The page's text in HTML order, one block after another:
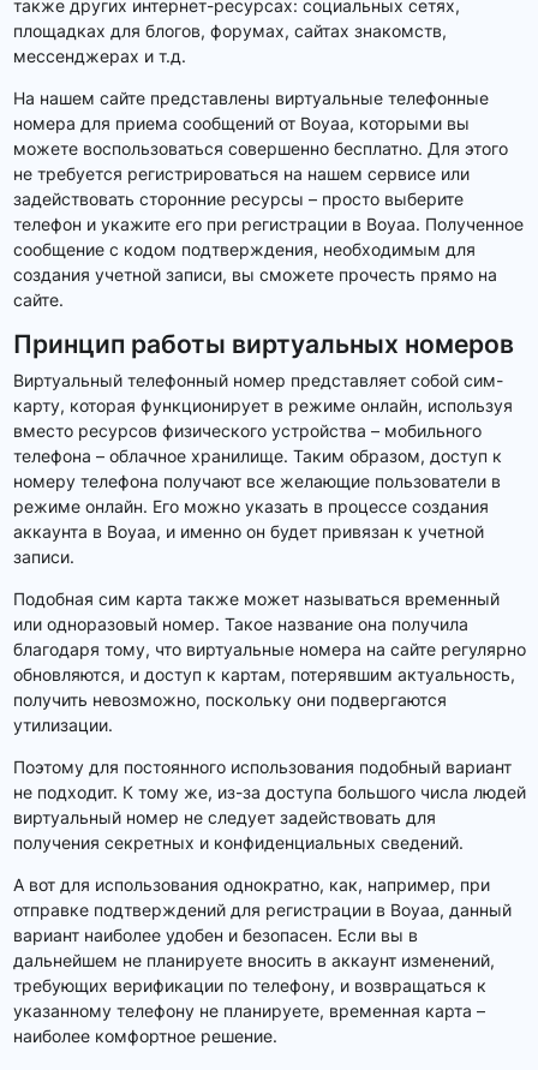
также других интернет-ресурсах: социальных сетях,
площадках для блогов, форумах, сайтах знакомств,
мессенджерах и т.д.
На нашем сайте представлены виртуальные телефонные
номера для приема сообщений от Boyaa, которыми вы
можете воспользоваться совершенно бесплатно. Для этого
не требуется регистрироваться на нашем сервисе или
задействовать сторонние ресурсы – просто выберите
телефон и укажите его при регистрации в Boyaa. Полученное
сообщение с кодом подтверждения, необходимым для
создания учетной записи, вы сможете прочесть прямо на
сайте.
Принцип работы виртуальных номеров
Виртуальный телефонный номер представляет собой сим-
карту, которая функционирует в режиме онлайн, используя
вместо ресурсов физического устройства – мобильного
телефона – облачное хранилище. Таким образом, доступ к
номеру телефона получают все желающие пользователи в
режиме онлайн. Его можно указать в процессе создания
аккаунта в Boyaa, и именно он будет привязан к учетной
записи.
Подобная сим карта также может называться временный
или одноразовый номер. Такое название она получила
благодаря тому, что виртуальные номера на сайте регулярно
обновляются, и доступ к картам, потерявшим актуальность,
получить невозможно, поскольку они подвергаются
утилизации.
Поэтому для постоянного использования подобный вариант
не подходит. К тому же, из-за доступа большого числа людей
виртуальный номер не следует задействовать для
получения секретных и конфиденциальных сведений.
А вот для использования однократно, как, например, при
отправке подтверждений для регистрации в Boyaa, данный
вариант наиболее удобен и безопасен. Если вы в
дальнейшем не планируете вносить в аккаунт изменений,
требующих верификации по телефону, и возвращаться к
указанному телефону не планируете, временная карта –
наиболее комфортное решение.